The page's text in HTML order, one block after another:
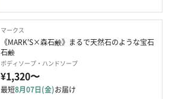
マークス
《MARK'S×森石鹸》まるで天然石のような宝石
石鹸
ボディソープ・ハンドソープ
¥1,320〜
最短8月07日(金)お届け